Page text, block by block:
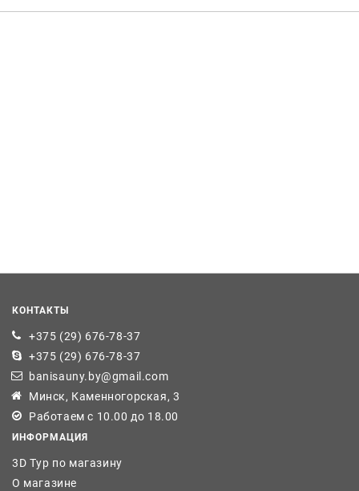
КОНТАКТЫ
+375 (29) 676-78-37
+375 (29) 676-78-37
banisauny.by@gmail.com
Минск, Каменногорская, 3
Работаем с 10.00 до 18.00
ИНФОРМАЦИЯ
3D Тур по магазину
О магазине